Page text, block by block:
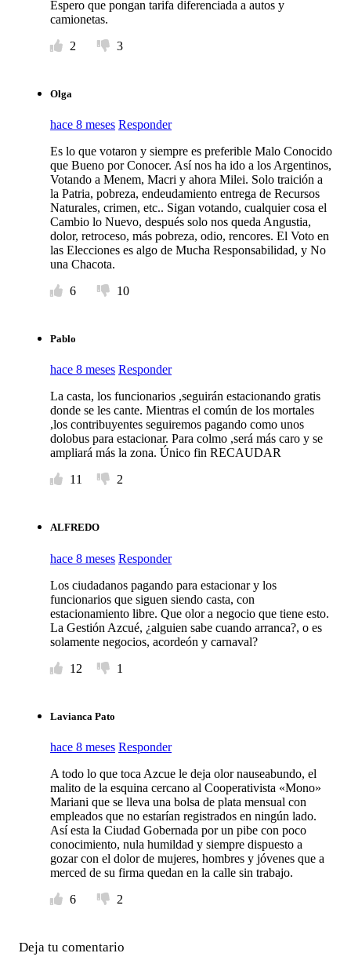
Espero que pongan tarifa diferenciada a autos y
camionetas.
2
3
Olga
hace 8 meses Responder
Es lo que votaron y siempre es preferible Malo Conocido
que Bueno por Conocer. Así nos ha ido a los Argentinos,
Votando a Menem, Macri y ahora Milei. Solo traición a
la Patria, pobreza, endeudamiento entrega de Recursos
Naturales, crimen, etc.. Sigan votando, cualquier cosa el
Cambio lo Nuevo, después solo nos queda Angustia,
dolor, retroceso, más pobreza, odio, rencores. El Voto en
las Elecciones es algo de Mucha Responsabilidad, y No
una Chacota.
6
10
Pablo
hace 8 meses Responder
La casta, los funcionarios ,seguirán estacionando gratis
donde se les cante. Mientras el común de los mortales
,los contribuyentes seguiremos pagando como unos
dolobus para estacionar. Para colmo ,será más caro y se
ampliará más la zona. Único fin RECAUDAR
11
2
ALFREDO
hace 8 meses Responder
Los ciudadanos pagando para estacionar y los
funcionarios que siguen siendo casta, con
estacionamiento libre. Que olor a negocio que tiene esto.
La Gestión Azcué, ¿alguien sabe cuando arranca?, o es
solamente negocios, acordeón y carnaval?
12
1
Lavianca Pato
hace 8 meses Responder
A todo lo que toca Azcue le deja olor nauseabundo, el
malito de la esquina cercano al Cooperativista «Mono»
Mariani que se lleva una bolsa de plata mensual con
empleados que no estarían registrados en ningún lado.
Así esta la Ciudad Gobernada por un pibe con poco
conocimiento, nula humildad y siempre dispuesto a
gozar con el dolor de mujeres, hombres y jóvenes que a
merced de su firma quedan en la calle sin trabajo.
6
2
Deja tu comentario